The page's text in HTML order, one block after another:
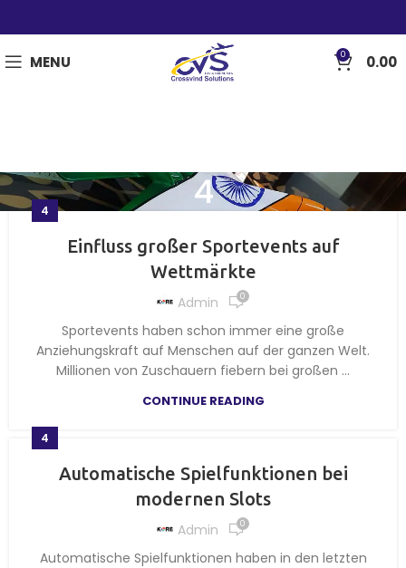
MENU 0 0.00
4
4
Einfluss großer Sportevents auf
Wettmärkte
Admin 0
Sportevents haben schon immer eine große
Anziehungskraft auf Menschen auf der ganzen Welt.
Millionen von Zuschauern fiebern bei großen ...
CONTINUE READING
4
Automatische Spielfunktionen bei
modernen Slots
Admin 0
Automatische Spielfunktionen haben in den letzten